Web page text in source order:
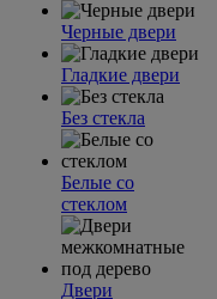
Черные двери
Гладкие двери
Без стекла
Белые со
стеклом
Двери